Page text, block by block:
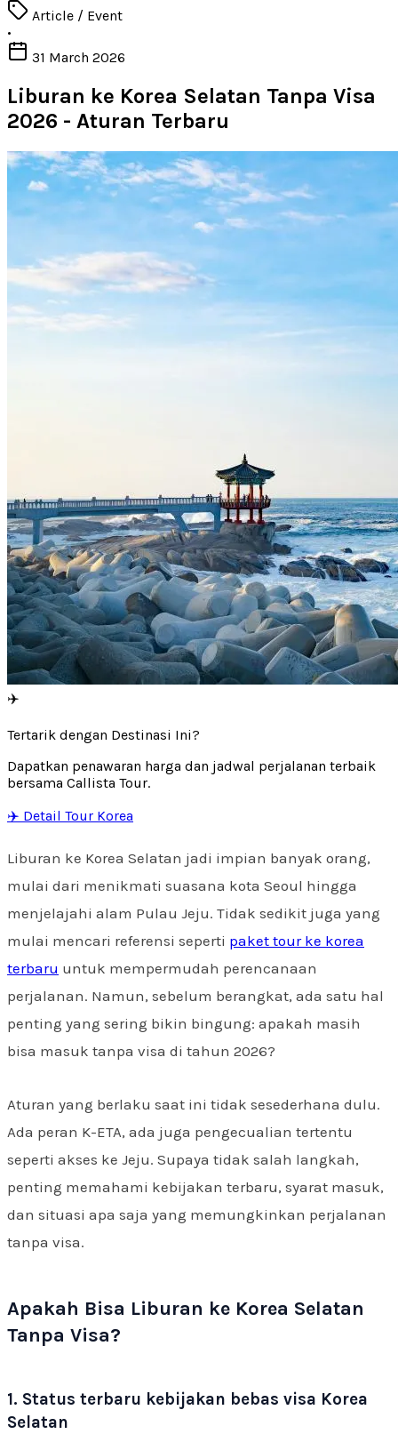
Article / Event
•
31 March 2026
Liburan ke Korea Selatan Tanpa Visa
2026 - Aturan Terbaru
✈️
Tertarik dengan Destinasi Ini?
Dapatkan penawaran harga dan jadwal perjalanan terbaik
bersama Callista Tour.
✈️ Detail Tour Korea
Liburan ke Korea Selatan jadi impian banyak orang,
mulai dari menikmati suasana kota Seoul hingga
menjelajahi alam Pulau Jeju. Tidak sedikit juga yang
mulai mencari referensi seperti paket tour ke korea
terbaru untuk mempermudah perencanaan
perjalanan. Namun, sebelum berangkat, ada satu hal
penting yang sering bikin bingung: apakah masih
bisa masuk tanpa visa di tahun 2026?
Aturan yang berlaku saat ini tidak sesederhana dulu.
Ada peran K-ETA, ada juga pengecualian tertentu
seperti akses ke Jeju. Supaya tidak salah langkah,
penting memahami kebijakan terbaru, syarat masuk,
dan situasi apa saja yang memungkinkan perjalanan
tanpa visa.
Apakah Bisa Liburan ke Korea Selatan
Tanpa Visa?
1. Status terbaru kebijakan bebas visa Korea
Selatan